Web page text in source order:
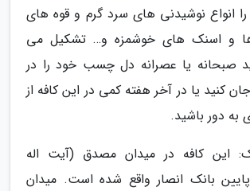
انواع نوشیدنی های سرد گرم و قوه های
و اسنک های خوشمزه و… تشکیل می
صبحانه یا عصرانه دل چسب خود را در
کنید یا در آخر هفته کمی در این کافه از
به دور باشید.
این کافه در میدان مصدق (آیت اله
بانک انصار واقع شده است. میدان